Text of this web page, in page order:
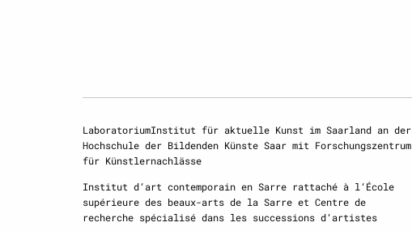
LaboratoriumInstitut für aktuelle Kunst im Saarland an der
Hochschule der Bildenden Künste Saar mit Forschungszentrum
für Künstlernachlässe
Institut d‘art contemporain en Sarre rattaché à l‘École
supérieure des beaux-arts de la Sarre et Centre de
recherche spécialisé dans les successions d‘artistes